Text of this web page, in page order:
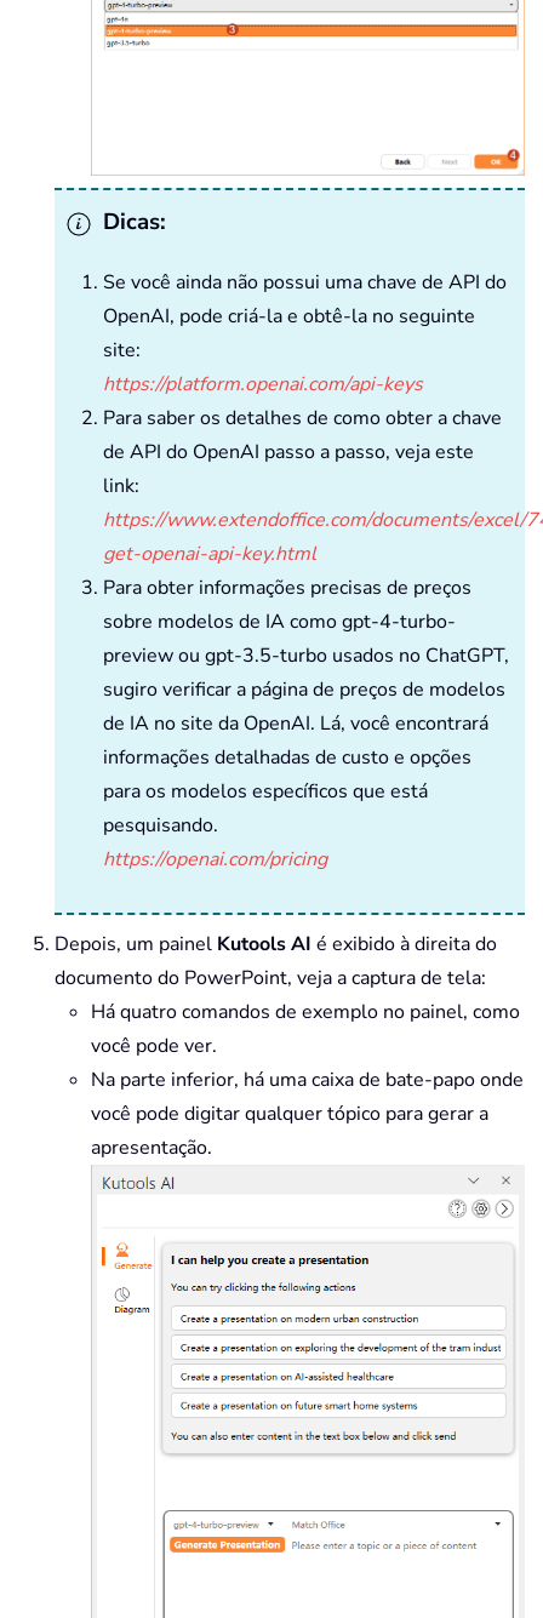
Dicas:
Se você ainda não possui uma chave de API do
OpenAI, pode criá-la e obtê-la no seguinte
site:
https://platform.openai.com/api-keys
Para saber os detalhes de como obter a chave
de API do OpenAI passo a passo, veja este
link:
https://www.extendoffice.com/documents/excel/
get-openai-api-key.html
Para obter informações precisas de preços
sobre modelos de IA como gpt-4-turbo-
preview ou gpt-3.5-turbo usados no ChatGPT,
sugiro verificar a página de preços de modelos
de IA no site da OpenAI. Lá, você encontrará
informações detalhadas de custo e opções
para os modelos específicos que está
pesquisando.
https://openai.com/pricing
Depois, um painel Kutools AI é exibido à direita do
documento do PowerPoint, veja a captura de tela:
Há quatro comandos de exemplo no painel, como
você pode ver.
Na parte inferior, há uma caixa de bate-papo onde
você pode digitar qualquer tópico para gerar a
apresentação.